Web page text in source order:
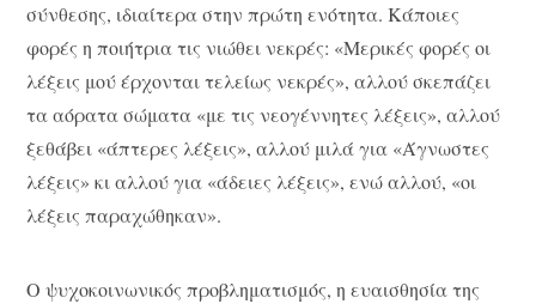
σύνθεσης, ιδιαίτερα στην πρώτη ενότητα. Κάποιες
φορές η ποιήτρια τις νιώθει νεκρές: «Μερικές φορές οι
λέξεις μού έρχονται τελείως νεκρές», αλλού σκεπάζει
τα αόρατα σώματα «με τις νεογέννητες λέξεις», αλλού
ξεθάβει «άπτερες λέξεις», αλλού μιλά για «Άγνωστες
λέξεις» κι αλλού για «άδειες λέξεις», ενώ αλλού, «οι
λέξεις παραχώθηκαν».
Ο ψυχοκοινωνικός προβληματισμός, η ευαισθησία της